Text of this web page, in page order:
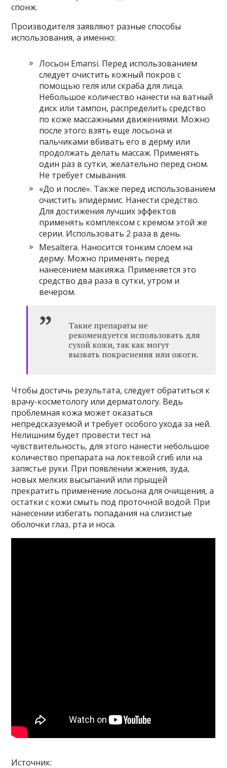
спонж.
Производителя заявляют разные способы
использования, а именно:
Лосьон Emansi. Перед использованием
следует очистить кожный покров с
помощью геля или скраба для лица.
Небольшое количество нанести на ватный
диск или тампон, распределить средство
по коже массажными движениями. Можно
после этого взять еще лосьона и
пальчиками вбивать его в дерму или
продолжать делать массаж. Применять
один раз в сутки, желательно перед сном.
Не требует смывания.
«До и после». Также перед использованием
очистить эпидермис. Нанести средство.
Для достижения лучших эффектов
применять комплексом с кремом этой же
серии. Использовать 2 раза в день.
Mesaltera. Наносится тонким слоем на
дерму. Можно применять перед
нанесением макияжа. Применяется это
средство два раза в сутки, утром и
вечером.
Такие препараты не
рекомендуется использовать для
сухой кожи, так как могут
вызвать покраснения или ожоги.
Чтобы достичь результата, следует обратиться к
врачу-косметологу или дерматологу. Ведь
проблемная кожа может оказаться
непредсказуемой и требует особого ухода за ней.
Нелишним будет провести тест на
чувствительность, для этого нанести небольшое
количество препарата на локтевой сгиб или на
запястье руки. При появлении жжения, зуда,
новых мелких высыпаний или прыщей
прекратить применение лосьона для очищения, а
остатки с кожи смыть под проточной водой. При
нанесении избегать попадания на слизистые
оболочки глаз, рта и носа.
Источник: